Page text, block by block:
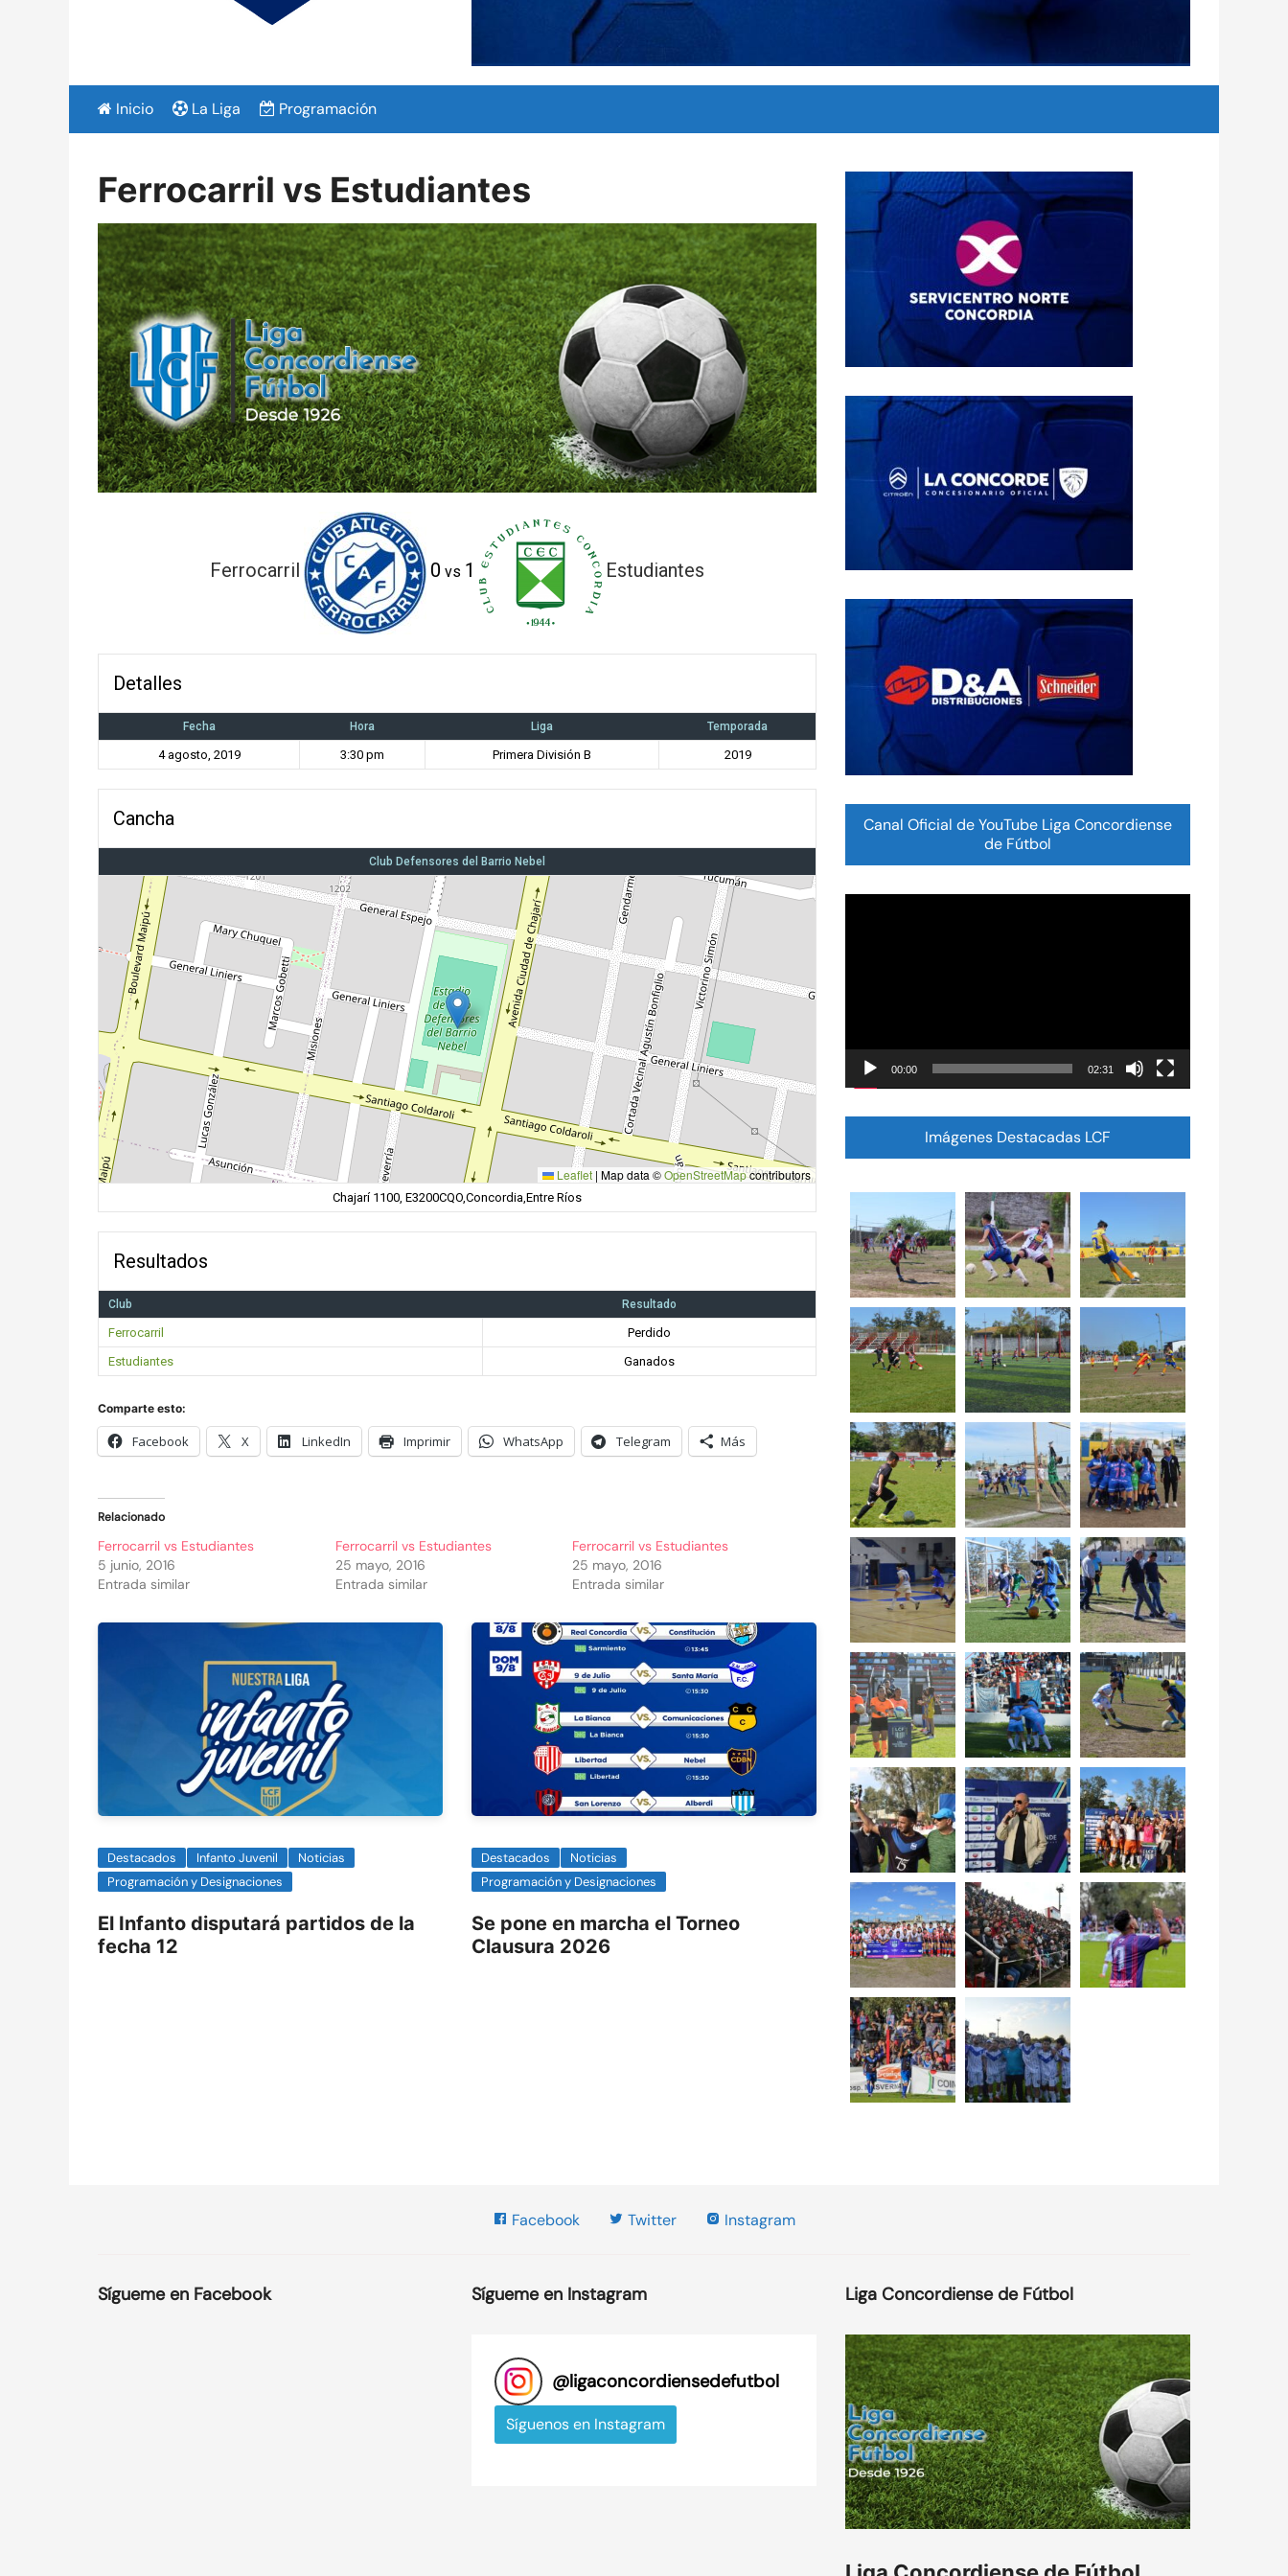
Inicio La Liga Programación
Ferrocarril vs Estudiantes
Ferrocarril 0 vs 1 Estudiantes
Detalles
Fecha Hora Liga Temporada
4 agosto, 2019 3:30 pm Primera División B 2019
Cancha
Club Defensores del Barrio Nebel
Leaflet | Map data ©OpenStreetMapcontributors
Chajarí 1100, E3200CQO,Concordia,Entre Ríos
Resultados
Club Resultado
Ferrocarril
Perdido
Estudiantes
Ganados
Comparte esto:
Facebook X LinkedIn Imprimir WhatsApp Telegram Más
Relacionado
Ferrocarril vs Estudiantes
5 junio, 2016
Entrada similar
Ferrocarril vs Estudiantes
25 mayo, 2016
Entrada similar
Ferrocarril vs Estudiantes
25 mayo, 2016
Entrada similar
Destacados Infanto Juvenil
Noticias
Programación y Designaciones
El Infanto disputará partidos de la
fecha 12
Destacados
Noticias
Programación y Designaciones
Se pone en marcha el Torneo
Clausura 2026
Canal Oficial de YouTube Liga Concordiense
de Fútbol
00:00 02:31
Imágenes Destacadas LCF
Facebook Twitter Instagram
Sígueme en Facebook Sígueme en Instagram
@ligaconcordiensedefutbol
Síguenos en Instagram
Liga Concordiense de Fútbol